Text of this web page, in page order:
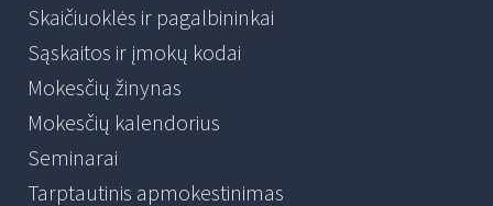
Skaičiuoklės ir pagalbininkai
Sąskaitos ir įmokų kodai
Mokesčių žinynas
Mokesčių kalendorius
Seminarai
Tarptautinis apmokestinimas